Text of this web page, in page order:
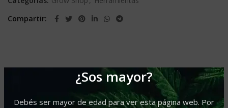
¿Sos mayor?
Debés ser mayor de edad para ver esta página web. Por
Compartir
PRODUCTOS RELACIONADOS